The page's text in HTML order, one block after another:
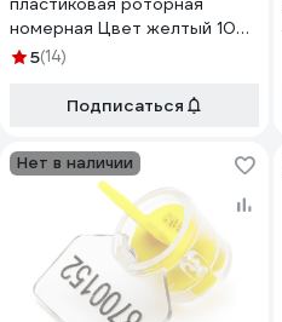
номерная Цвет желтый 100
шт. в упак КПП-3-2030 РХ3
5(14)
Подписаться
Нет в наличии